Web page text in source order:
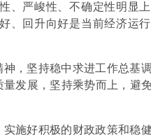
、严峻性、不确定性明显
、回升向好是当前经济运
，坚持稳中求进工作总基调
发展，坚持乘势而上，避
施好积极的财政政策和稳